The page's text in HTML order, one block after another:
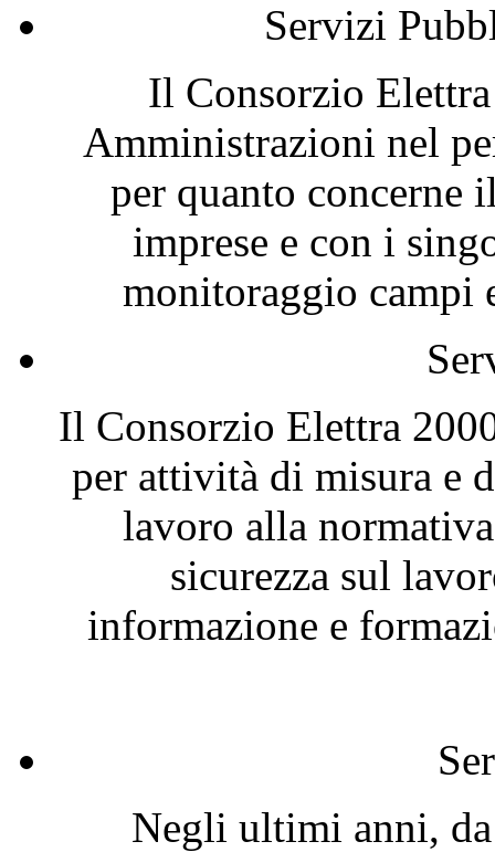
Servizi
Il Consorzio
Amministrazioni nel
per quanto concerne
imprese e con i
monitoraggio campi
Il Consorzio Elettra
per attività di misura e
lavoro alla
sicurezza sul
informazione e
Negli ultimi anni, da